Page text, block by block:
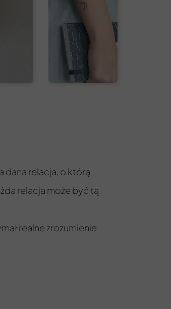
dana relacja, o którą
relacja może być tą
realne zrozumienie